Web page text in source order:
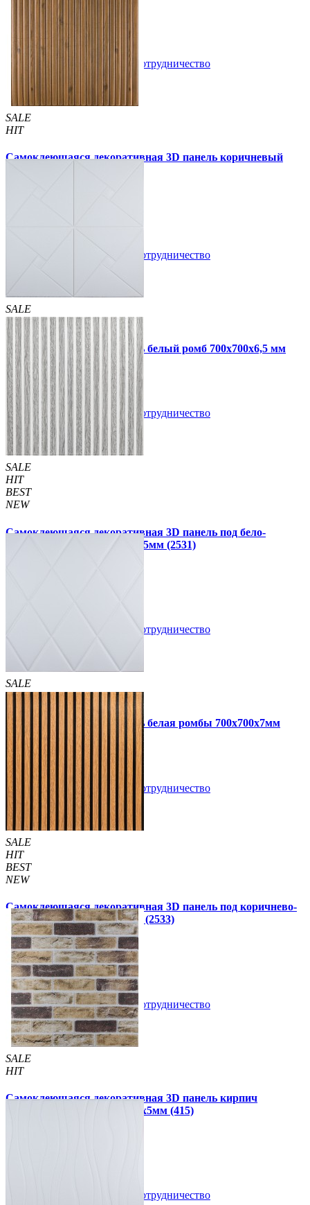
4 отзывов
В закладки Сотрудничество
SALE
HIT
Самоклеющаяся декоративная 3D панель коричневый
В закладки Сотрудничество
SALE
HIT
Самоклеющаяся 3D панель белый ромб 700x700x6,5 мм
109 грн /шт 210 грн /шт
Купить В закладки Сотрудничество
SALE
HIT
BEST
NEW
Самоклеющаяся декоративная 3D панель под бело-
серебряную рейку 680x670x5мм (2531)
Сотрудничество
SALE
HIT
Самоклеющаяся 3D панель белая ромбы 700x700x7мм
109 грн /шт 160 грн
Купить В закладки Сотрудничество
SALE
HIT
BEST
NEW
Самоклеющаяся декоративная 3D панель под коричнево-
черную рейку 680x670x5мм (2533)
160 грн/шт 199 грн/шт
Купить В закладки Сотрудничество
SALE
HIT
Самоклеющаяся декоративная 3D панель кирпич
песочный клинкер 700x700x5мм (415)
Сотрудничество